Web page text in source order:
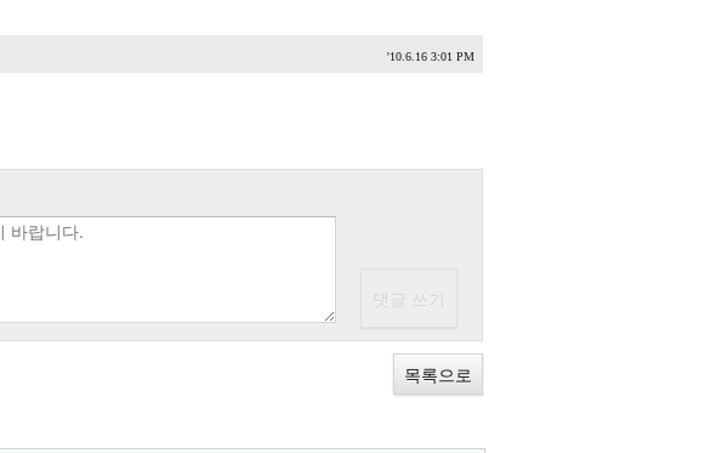
'10.6.16 3:01 PM
목록으로